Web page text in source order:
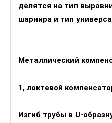
делятся на тип
шарнира и тип
Металлический
1, локтевой
Изгиб трубы в U-